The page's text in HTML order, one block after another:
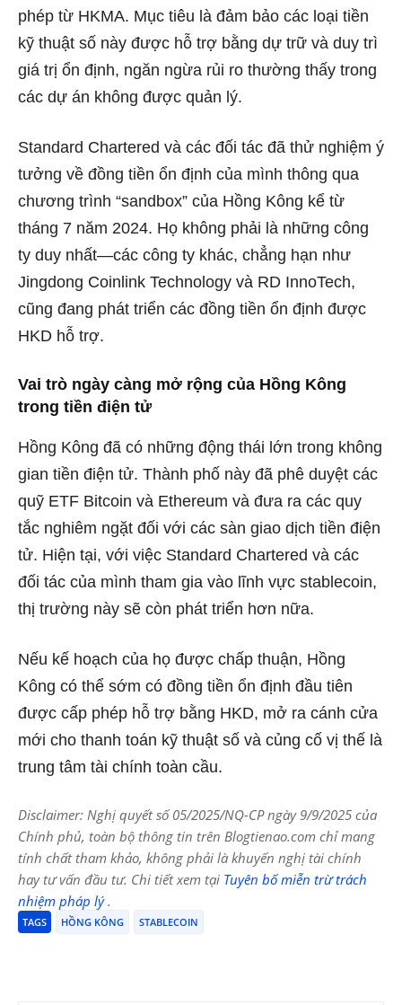
phép từ HKMA. Mục tiêu là đảm bảo các loại tiền
kỹ thuật số này được hỗ trợ bằng dự trữ và duy trì
giá trị ổn định, ngăn ngừa rủi ro thường thấy trong
các dự án không được quản lý.
Standard Chartered và các đối tác đã thử nghiệm ý
tưởng về đồng tiền ổn định của mình thông qua
chương trình “sandbox” của Hồng Kông kể từ
tháng 7 năm 2024. Họ không phải là những công
ty duy nhất—các công ty khác, chẳng hạn như
Jingdong Coinlink Technology và RD InnoTech,
cũng đang phát triển các đồng tiền ổn định được
HKD hỗ trợ.
Vai trò ngày càng mở rộng của Hồng Kông
trong tiền điện tử
Hồng Kông đã có những động thái lớn trong không
gian tiền điện tử. Thành phố này đã phê duyệt các
quỹ ETF Bitcoin và Ethereum và đưa ra các quy
tắc nghiêm ngặt đối với các sàn giao dịch tiền điện
tử. Hiện tại, với việc Standard Chartered và các
đối tác của mình tham gia vào lĩnh vực stablecoin,
thị trường này sẽ còn phát triển hơn nữa.
Nếu kế hoạch của họ được chấp thuận, Hồng
Kông có thể sớm có đồng tiền ổn định đầu tiên
được cấp phép hỗ trợ bằng HKD, mở ra cánh cửa
mới cho thanh toán kỹ thuật số và củng cố vị thế là
trung tâm tài chính toàn cầu.
Disclaimer: Nghị quyết số 05/2025/NQ-CP ngày 9/9/2025 của
Chính phủ, toàn bộ thông tin trên Blogtienao.com chỉ mang
tính chất tham khảo, không phải là khuyến nghị tài chính
hay tư vấn đầu tư. Chi tiết xem tại Tuyên bố miễn trừ trách
nhiệm pháp lý.
TAGS HỒNG KÔNG STABLECOIN